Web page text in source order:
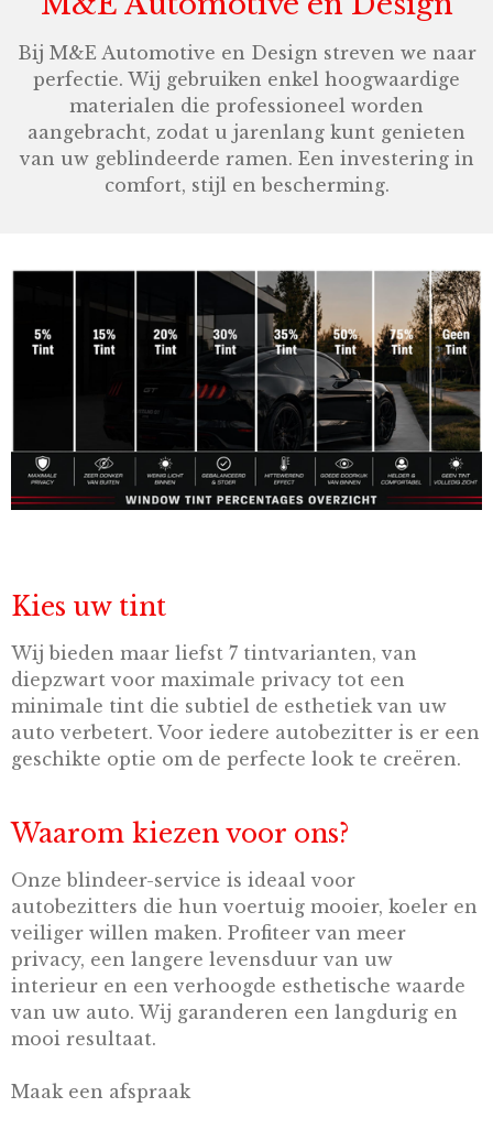
Bij M&E Automotive en Design streven we naar
perfectie. Wij gebruiken enkel hoogwaardige
materialen die professioneel worden
aangebracht, zodat u jarenlang kunt genieten
van uw geblindeerde ramen. Een investering in
comfort, stijl en bescherming.
Kies uw tint
Wij bieden maar liefst 7 tintvarianten, van
diepzwart voor maximale privacy tot een
minimale tint die subtiel de esthetiek van uw
auto verbetert. Voor iedere autobezitter is er een
geschikte optie om de perfecte look te creëren.
Waarom kiezen voor ons?
Onze blindeer-service is ideaal voor
autobezitters die hun voertuig mooier, koeler en
veiliger willen maken. Profiteer van meer
privacy, een langere levensduur van uw
interieur en een verhoogde esthetische waarde
van uw auto. Wij garanderen een langdurig en
mooi resultaat.
Maak een afspraak